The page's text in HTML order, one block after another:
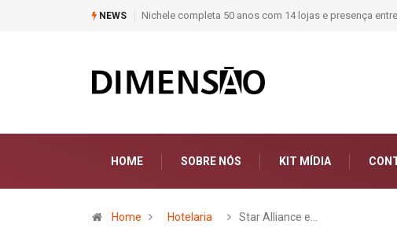
NEWS
Nichele completa 50 anos com 14 lojas e presença entre os maiores varejistas
HOME SOBRE NÓS KIT MÍDIA
Home Hotelaria Star Alliance e…